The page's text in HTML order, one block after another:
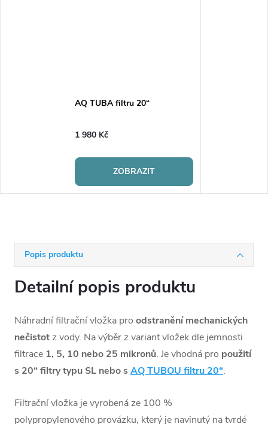
Popis produktu
Detailní popis produktu
Náhradní filtrační vložka pro odstranění mechanických
nečistotz vody. Na výběr z variant vložek dle jemnosti
filtrace 1, 5, 10 nebo 25 mikronů. Je vhodná pro použití
s 20“ filtry typu SL nebo s AQ TUBOU filtru 20“.
Filtrační vložka je vyrobená ze 100 %
polypropylenového provázku, který je navinutý na tvrdé
AQ TUBA filtru 20“
1 980 Kč
ZOBRAZIT